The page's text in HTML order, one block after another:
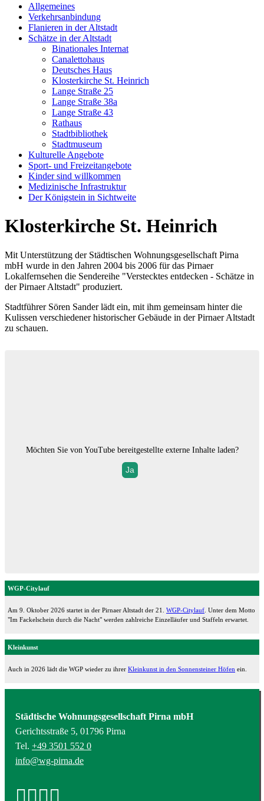
Allgemeines
Verkehrsanbindung
Flanieren in der Altstadt
Schätze in der Altstadt
Binationales Internat
Canalettohaus
Deutsches Haus
Klosterkirche St. Heinrich
Lange Straße 25
Lange Straße 38a
Lange Straße 43
Rathaus
Stadtbibliothek
Stadtmuseum
Kulturelle Angebote
Sport- und Freizeitangebote
Kinder sind willkommen
Medizinische Infrastruktur
Der Königstein in Sichtweite
Klosterkirche St. Heinrich
Mit Unterstützung der Städtischen Wohnungsgesellschaft Pirna
mbH wurde in den Jahren 2004 bis 2006 für das Pirnaer
Lokalfernsehen die Sendereihe "Verstecktes entdecken - Schätze in
der Pirnaer Altstadt" produziert.
Stadtführer Sören Sander lädt ein, mit ihm gemeinsam hinter die
Kulissen verschiedener historischer Gebäude in der Pirnaer Altstadt
zu schauen.
Möchten Sie von YouTubebereitgestellte externe Inhalte laden?
Ja
WGP-Citylauf
Am 9. Oktober 2026 startet in der Pirnaer Altstadt der 21. WGP-Citylauf . Unter dem Motto
"Im Fackelschein durch die Nacht" werden zahlreiche Einzelläufer und Staffeln erwartet.
Kleinkunst
Auch in 2026 lädt die WGP wieder zu ihrer Kleinkunst in den Sonnensteiner Höfen ein.
Städtische Wohnungsgesellschaft Pirna mbH
Gerichtsstraße 5, 01796 Pirna
Tel. +49 3501 552 0
info@wg-pirna.de